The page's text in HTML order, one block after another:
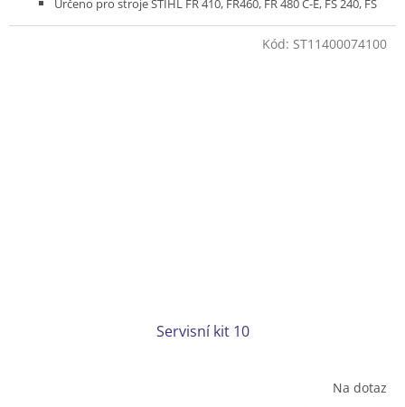
Určeno pro stroje STIHL FR 410, FR460, FR 480 C-E, FS 240, FS
Servisní kit 10
Na dotaz
Kód: ST11400074100